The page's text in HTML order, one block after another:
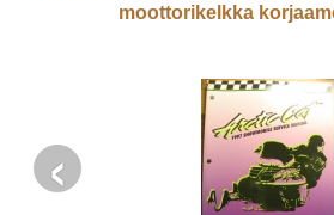
moottorikelkka
‹